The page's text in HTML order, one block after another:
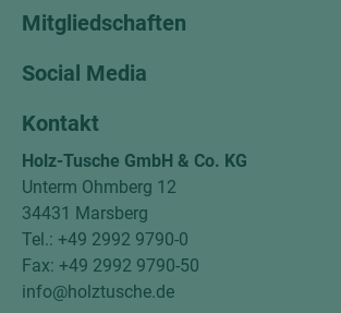
Mitgliedschaften
Social Media
Kontakt
Holz-Tusche GmbH & Co. KG
Unterm Ohmberg 12
34431 Marsberg
Tel.: +49 2992 9790-0
Fax: +49 2992 9790-50
info@holztusche.de